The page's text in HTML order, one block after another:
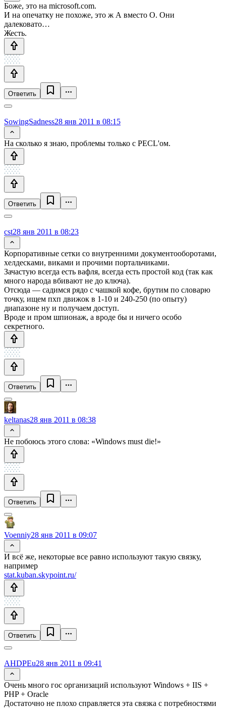
Боже, это на microsoft.com.
И на опечатку не похоже, это ж А вместо О. Они
далековато…
Жесть.
Ответить
SowingSadness28 янв 2011 в 08:15
На сколько я знаю, проблемы только с PECL'ом.
Ответить
cst28 янв 2011 в 08:23
Корпоративные сетки со внутренними документооборотами,
хелдесками, виками и прочими портальчиками.
Зачастую всегда есть вафля, всегда есть простой код (так как
много народа вбивают не до ключа).
Отсюда — садимся рядо с чашкой кофе, брутим по словарю
точку, ищем пхп движок в 1-10 и 240-250 (по опыту)
диапазоне ну и получаем доступ.
Вроде и пром шпионаж, а вроде бы и ничего особо
секретного.
Ответить
keltanas28 янв 2011 в 08:38
Не побоюсь этого слова: «Windows must die!»
Ответить
Voenniy28 янв 2011 в 09:07
И всё же, некоторые все равно используют такую связку,
например
stat.kuban.skypoint.ru/
Ответить
AHDPEu28 янв 2011 в 09:41
Очень много гос организаций используют Windows + IIS +
PHP + Oracle
Достаточно не плохо справляется эта связка с потребностями